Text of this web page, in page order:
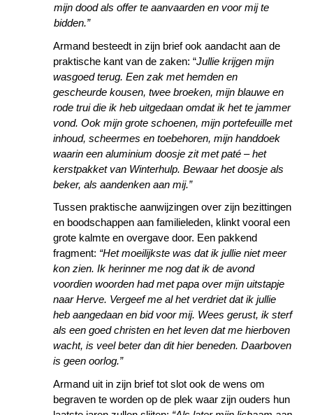
mijn dood als offer te aanvaarden en voor mij te
bidden.”
Armand besteedt in zijn brief ook aandacht aan de
praktische kant van de zaken: “Jullie krijgen mijn
wasgoed terug. Een zak met hemden en
gescheurde kousen, twee broeken, mijn blauwe en
rode trui die ik heb uitgedaan omdat ik het te jammer
vond. Ook mijn grote schoenen, mijn portefeuille met
inhoud, scheermes en toebehoren, mijn handdoek
waarin een aluminium doosje zit met paté – het
kerstpakket van Winterhulp. Bewaar het doosje als
beker, als aandenken aan mij.”
Tussen praktische aanwijzingen over zijn bezittingen
en boodschappen aan familieleden, klinkt vooral een
grote kalmte en overgave door. Een pakkend
fragment: “Het moeilijkste was dat ik jullie niet meer
kon zien. Ik herinner me nog dat ik de avond
voordien woorden had met papa over mijn uitstapje
naar Herve. Vergeef me al het verdriet dat ik jullie
heb aangedaan en bid voor mij. Wees gerust, ik sterf
als een goed christen en het leven dat me hierboven
wacht, is veel beter dan dit hier beneden. Daarboven
is geen oorlog.”
Armand uit in zijn brief tot slot ook de wens om
begraven te worden op de plek waar zijn ouders hun